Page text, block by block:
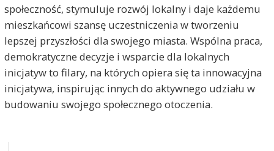
społeczność, stymuluje rozwój lokalny i daje każdemu
mieszkańcowi szansę uczestniczenia w tworzeniu
lepszej przyszłości dla swojego miasta. Wspólna praca,
demokratyczne decyzje i wsparcie dla lokalnych
inicjatyw to filary, na których opiera się ta innowacyjna
inicjatywa, inspirując innych do aktywnego udziału w
budowaniu swojego społecznego otoczenia.